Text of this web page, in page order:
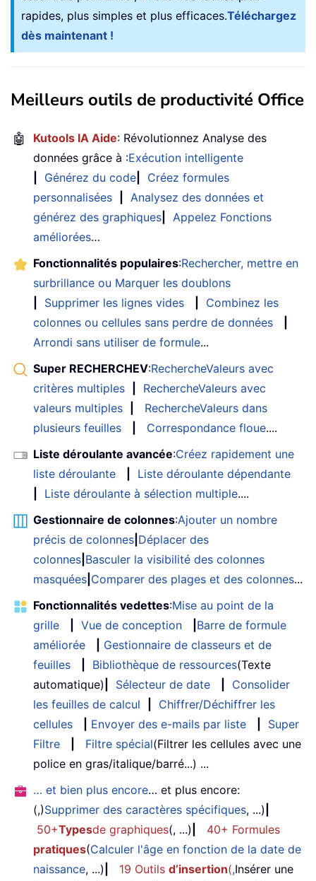
rapides, plus simples et plus efficaces.Téléchargez
dès maintenant !
Meilleurs outils de productivité Office
🤖 Kutools IA Aide: Révolutionnez Analyse des
données grâce à :Exécution intelligente
Générez du code
Créez formules
personnalisées
Analysez des données et
générez des graphiques
Appelez Fonctions
améliorées…
Fonctionnalités populaires:Rechercher, mettre en
surbrillance ou Marquer les doublons
Supprimer les lignes vides
Combinez les
colonnes ou cellules sans perdre de données
Arrondi sans utiliser de formule...
Super RECHERCHEV:RechercheValeurs avec
critères multiples
RechercheValeurs avec
valeurs multiples
RechercheValeurs dans
plusieurs feuilles
Correspondance floue....
Liste déroulante avancée:Créez rapidement une
liste déroulante
Liste déroulante dépendante
Liste déroulante à sélection multiple....
Gestionnaire de colonnes:Ajouter un nombre
précis de colonnes Déplacer des
colonnes Basculer la visibilité des colonnes
masquées Comparer des plages et des colonnes...
Fonctionnalités vedettes:Mise au point de la
grille
Vue de conception
Barre de formule
améliorée
Gestionnaire de classeurs et de
feuilles
Bibliothèque de ressources(Texte
automatique)
Sélecteur de date
Consolider
les feuilles de calcul
Chiffrer/Déchiffrer les
cellules
Envoyer des e-mails par liste
Super
Filtre
Filtre spécial(Filtrer les cellules avec une
police en gras/italique/barré...) ...
… et bien plus encore… et plus encore:
(,)Supprimer des caractères spécifiques, ...)
50+Typesde graphiques(, ...)
40+ Formules
pratiques(Calculer l'âge en fonction de la date de
naissance, ...) 19 Outils d’insertion(,Insérer une